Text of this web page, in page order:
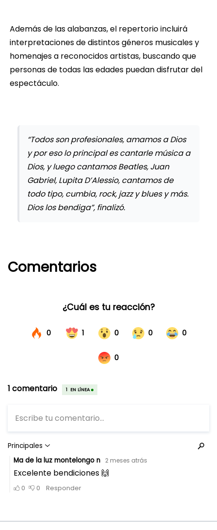
Además de las alabanzas, el repertorio incluirá
interpretaciones de distintos géneros musicales y
homenajes a reconocidos artistas, buscando que
personas de todas las edades puedan disfrutar del
espectáculo.
“Todos son profesionales, amamos a Dios
y por eso lo principal es cantarle música a
Dios, y luego cantamos Beatles, Juan
Gabriel, Lupita D’Alessio, cantamos de
todo tipo, cumbia, rock, jazz y blues y más.
Dios los bendiga”, finalizó.
Comentarios